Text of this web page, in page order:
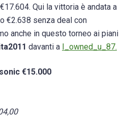
Qui la vittoria è andata a
€2.638 senza deal con
anche in questo torneo ai piani
davanti a I_owned_u_87.
€15.000